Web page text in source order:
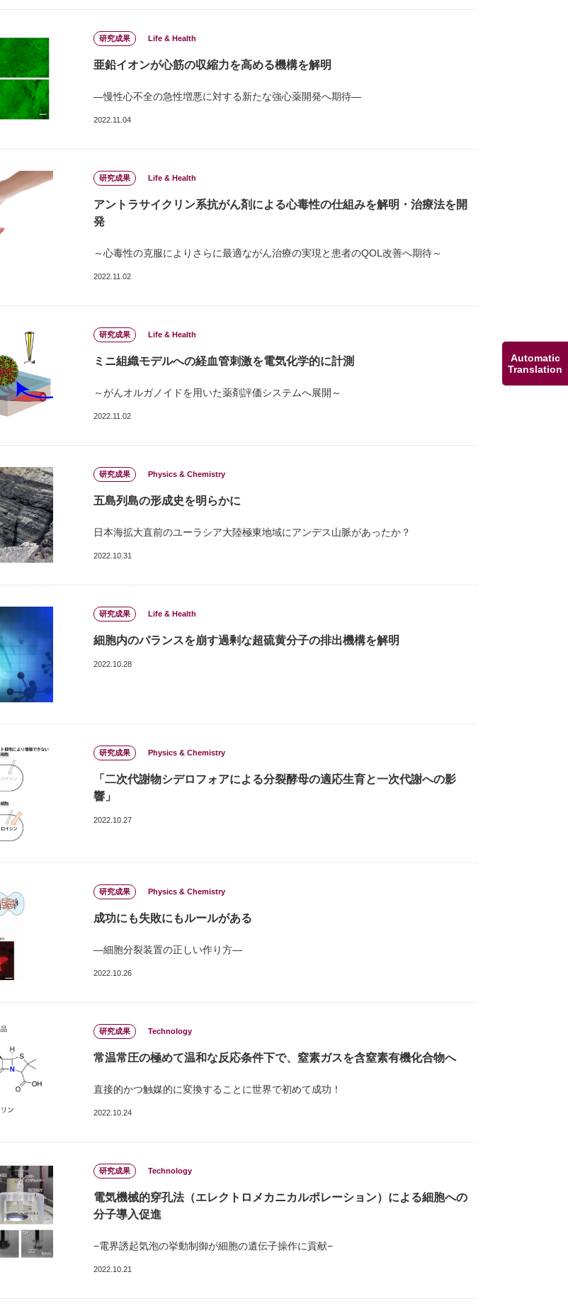
Automatic
Translation
研究成果 Life & Health
亜鉛イオンが⼼筋の収縮⼒を⾼める機構を解明
―慢性⼼不全の急性増悪に対する新たな強⼼薬開発へ期待―
2022.11.04
研究成果 Life & Health
アントラサイクリン系抗がん剤による心毒性の仕組みを解明・治療法を開
発
～心毒性の克服によりさらに最適ながん治療の実現と患者のQOL改善へ期待～
2022.11.02
研究成果 Life & Health
ミニ組織モデルへの経血管刺激を電気化学的に計測
～がんオルガノイドを用いた薬剤評価システムへ展開～
2022.11.02
研究成果 Physics & Chemistry
五島列島の形成史を明らかに
日本海拡大直前のユーラシア大陸極東地域にアンデス山脈があったか？
2022.10.31
研究成果 Life & Health
細胞内のバランスを崩す過剰な超硫⻩分⼦の排出機構を解明
2022.10.28
研究成果 Physics & Chemistry
「二次代謝物シデロフォアによる分裂酵母の適応生育と一次代謝への影
響」
2022.10.27
研究成果 Physics & Chemistry
成功にも失敗にもルールがある
―細胞分裂装置の正しい作り方―
2022.10.26
研究成果 Technology
常温常圧の極めて温和な反応条件下で、窒素ガスを含窒素有機化合物へ
直接的かつ触媒的に変換することに世界で初めて成功！
2022.10.24
研究成果 Technology
電気機械的穿孔法（エレクトロメカニカルポレーション）による細胞への
分⼦導⼊促進
−電界誘起気泡の挙動制御が細胞の遺伝⼦操作に貢献−
2022.10.21